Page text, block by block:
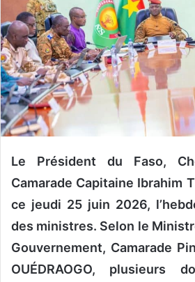
u
n
c
o
e
Le Président du Faso,
Camarade Capitaine Ibrahim
ce jeudi 25 juin 2026,
des ministres. Selon le
Gouvernement, Camarade
OUÉDRAOGO, plusieurs